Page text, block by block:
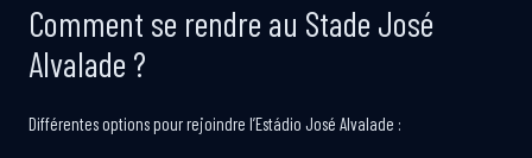
Comment se rendre au Stade José
Alvalade ?
Différentes options pour rejoindre l’Estádio José Alvalade :